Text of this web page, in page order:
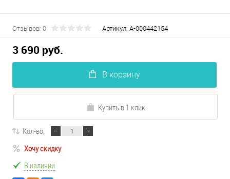
Отзывов: 0 Артикул: А-000442154
3 690 руб.
В корзину
Купить в 1 клик
Кол-во:
Хочу скидку
В наличии